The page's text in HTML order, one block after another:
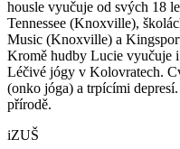
housle vyučuje od svých 18
Tennessee (Knoxville),
Music (Knoxville) a
Kromě hudby Lucie vyučuje
Léčivé jógy v Kolovratech.
(onko jóga) a trpícími
přírodě.
iZUŠ